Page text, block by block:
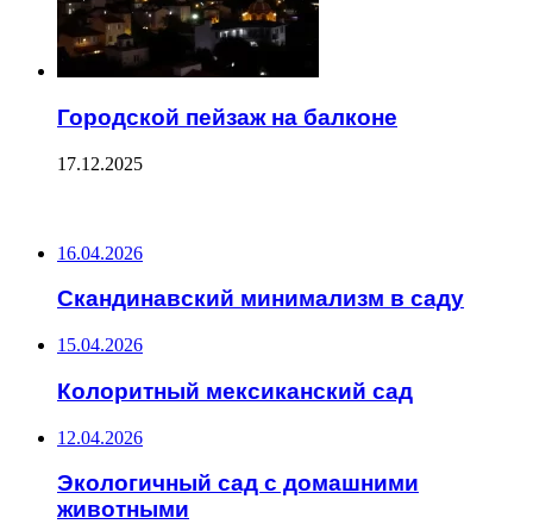
Городской пейзаж на балконе
17.12.2025
16.04.2026
Скандинавский минимализм в саду
15.04.2026
Колоритный мексиканский сад
12.04.2026
Экологичный сад с домашними
животными